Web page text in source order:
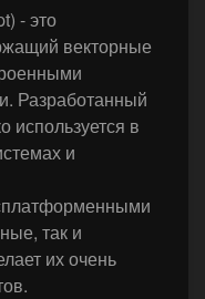
- это
векторные
Разработанный
используется в
и
так и
их очень